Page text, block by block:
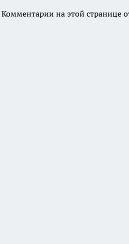
Комментарии на этой странице